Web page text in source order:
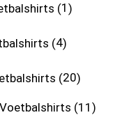
1
4
20
11